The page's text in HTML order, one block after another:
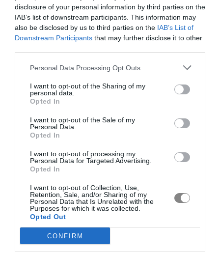
disclosure of your personal information by third parties on the
IAB’s list of downstream participants. This information may
also be disclosed by us to third parties on the IAB’s List of
Downstream Participants that may further disclose it to other
Personal Data Processing Opt Outs
I want to opt-out of the Sharing of my
personal data.
Opted In
I want to opt-out of the Sale of my
Personal Data.
Opted In
I want to opt-out of processing my
Personal Data for Targeted Advertising.
Opted In
I want to opt-out of Collection, Use,
Retention, Sale, and/or Sharing of my
Personal Data that Is Unrelated with the
Purposes for which it was collected.
Opted Out
CONFIRM